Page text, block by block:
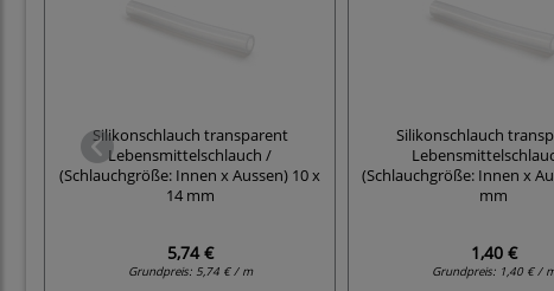
Silikonschlauch transparent
Lebensmittelschlauch /
(Schlauchgröße: Innen x Aussen) 10 x
14 mm
5,74 €
Grundpreis: 5,74 € / m
Silikonschlauch
(Schlauchgröße: Innen x
mm
1,40 €
Grundpreis: 1,40 € /